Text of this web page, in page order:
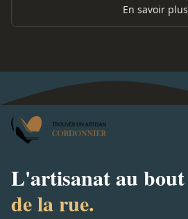
En savoir plus
L'artisanat au bout
de la rue.